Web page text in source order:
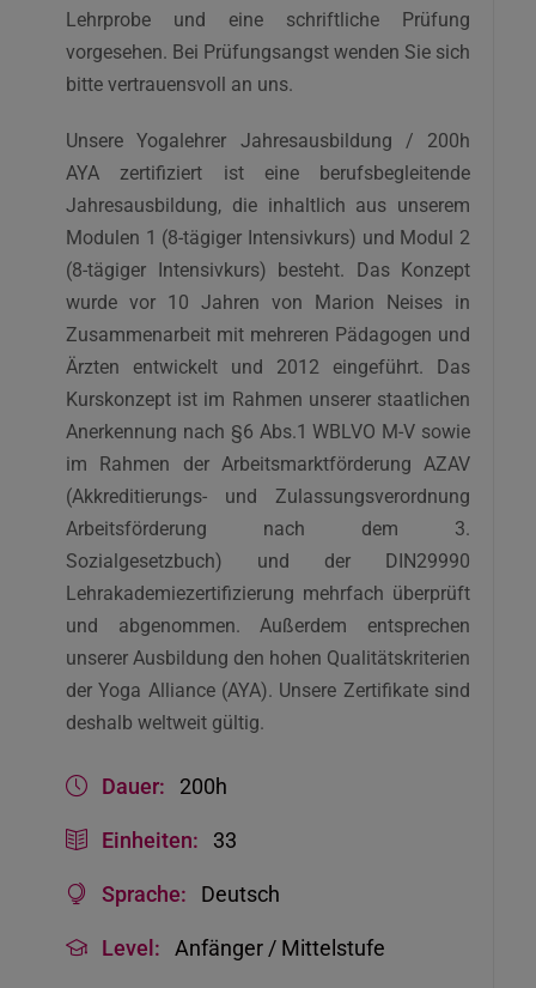
Lehrprobe und eine schriftliche Prüfung
vorgesehen. Bei Prüfungsangst wenden Sie sich
bitte vertrauensvoll an uns.
Unsere Yogalehrer Jahresausbildung / 200h
AYA zertifiziert ist eine berufsbegleitende
Jahresausbildung, die inhaltlich aus unserem
Modulen 1 (8-tägiger Intensivkurs) und Modul 2
(8-tägiger Intensivkurs) besteht. Das Konzept
wurde vor 10 Jahren von Marion Neises in
Zusammenarbeit mit mehreren Pädagogen und
Ärzten entwickelt und 2012 eingeführt. Das
Kurskonzept ist im Rahmen unserer staatlichen
Anerkennung nach §6 Abs.1 WBLVO M-V sowie
im Rahmen der Arbeitsmarktförderung AZAV
(Akkreditierungs- und Zulassungsverordnung
Arbeitsförderung nach dem 3.
Sozialgesetzbuch) und der DIN29990
Lehrakademiezertifizierung mehrfach überprüft
und abgenommen. Außerdem entsprechen
unserer Ausbildung den hohen Qualitätskriterien
der Yoga Alliance (AYA). Unsere Zertifikate sind
deshalb weltweit gültig.
Dauer: 200h
Einheiten: 33
Sprache: Deutsch
Level: Anfänger / Mittelstufe